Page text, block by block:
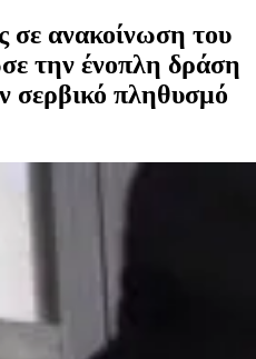
σε ανακοίνωση του
την ένοπλη δράση
σερβικό πληθυσμό